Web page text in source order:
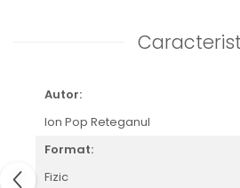
Autor:
Ion Pop Reteganul
Format:
Fizic